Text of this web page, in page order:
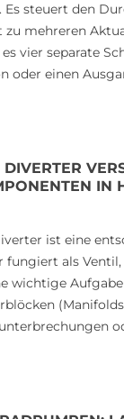
Es steuert den
zu mehreren
vier separate
oder einen
IN
ist eine
fungiert als
wichtige